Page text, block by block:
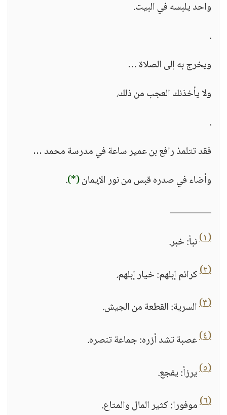
واحد يلبسه في البيت.
.
ويخرج به إلى الصلاة …
ولا يأخذنك العجب من ذلك.
.
فقد تتلمذ رافع بن عمير ساعة في مدرسة محمد …
وأضاء في صدره قبس من نور الإيمان(*)
.
_________
(١)
نبأ: خبر.
(٢)
كرائم إبلهم: خيار إبلهم.
(٣)
السرية: القطعة من الجيش.
(٤)
عصبة تشد أزره: جماعة تنصره.
(٥)
يرزأ: يفجع.
(٦)
موفورا: كثير المال والمتاع.